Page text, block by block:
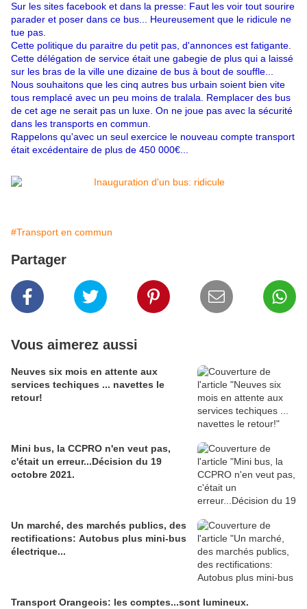
Sur les sites facebook et dans la presse: Faut les voir tout sourire
parader et poser dans ce bus... Heureusement que le ridicule ne
tue pas.
Cette politique du paraitre du petit pas, d'annonces est fatigante.
Cette délégation de service était une gabegie de plus qui a laissé
sur les bras de la ville une dizaine de bus à bout de souffle...
Nous souhaitons que les cinq autres bus urbain soient bien vite
tous remplacé avec un peu moins de tralala. Remplacer des bus
de cet age ne serait pas un luxe. On ne joue pas avec la sécurité
dans les transports en commun.
Rappelons qu'avec un seul exercice le nouveau compte transport
était excédentaire de plus de 450 000€...
#Transport en commun
Partager
Vous aimerez aussi
Neuves six mois en attente aux
services techiques ... navettes le
retour!
Mini bus, la CCPRO n'en veut pas,
c'était un erreur...Décision du 19
octobre 2021.
Un marché, des marchés publics, des
rectifications: Autobus plus mini-bus
électrique...
Transport Orangeois: les comptes...sont lumineux.